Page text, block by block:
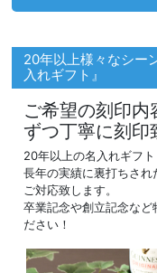
20年以上様々なシー
入れギフト』
ご希望の刻印内
ずつ丁寧に刻印
20年以上の名入れギフト
長年の実績に裏打ちさ
ご対応致します。
卒業記念や創立記念など
ださい！